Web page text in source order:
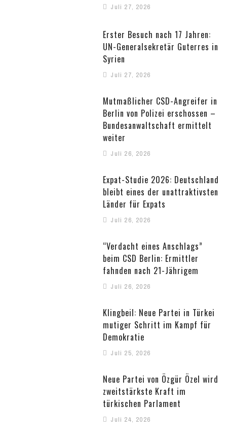
Juli 27, 2026
Erster Besuch nach 17 Jahren:
UN-Generalsekretär Guterres in
Syrien
Juli 27, 2026
Mutmaßlicher CSD-Angreifer in
Berlin von Polizei erschossen –
Bundesanwaltschaft ermittelt
weiter
Juli 26, 2026
Expat-Studie 2026: Deutschland
bleibt eines der unattraktivsten
Länder für Expats
Juli 26, 2026
“Verdacht eines Anschlags”
beim CSD Berlin: Ermittler
fahnden nach 21-Jährigem
Juli 26, 2026
Klingbeil: Neue Partei in Türkei
mutiger Schritt im Kampf für
Demokratie
Juli 25, 2026
Neue Partei von Özgür Özel wird
zweitstärkste Kraft im
türkischen Parlament
Juli 24, 2026